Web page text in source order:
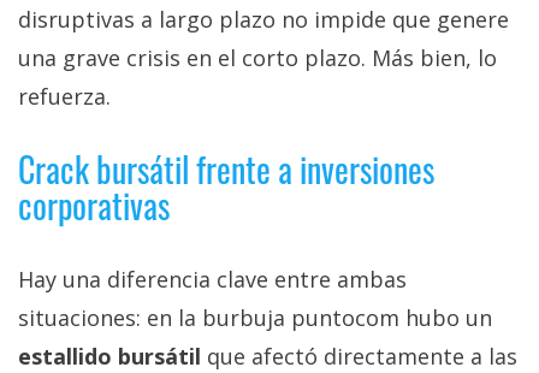
disruptivas a largo plazo no impide que genere
una grave crisis en el corto plazo. Más bien, lo
refuerza.
Crack bursátil frente a inversiones
corporativas
Hay una diferencia clave entre ambas
situaciones: en la burbuja puntocom hubo un
estallido bursátil que afectó directamente a las